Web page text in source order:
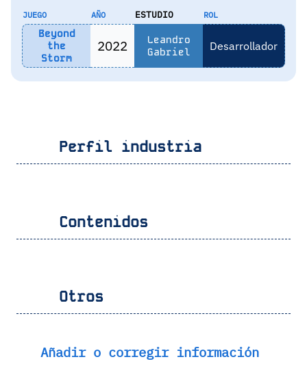
JUEGO AÑO ESTUDIO ROL
Beyond
the
Storm
2022
Leandro
Gabriel
Desarrollador
Perfil industria
Contenidos
Otros
Añadir o corregir información